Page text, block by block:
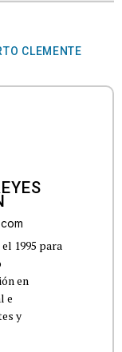
CLEMENTE
1995 para
en
e
y